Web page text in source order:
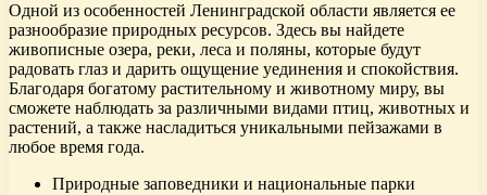
Одной из особенностей Ленинградской области является ее
разнообразие природных ресурсов. Здесь вы найдете
живописные озера, реки, леса и поляны, которые будут
радовать глаз и дарить ощущение уединения и спокойствия.
Благодаря богатому растительному и животному миру, вы
сможете наблюдать за различными видами птиц, животных и
растений, а также насладиться уникальными пейзажами в
любое время года.
Природные заповедники и национальные парки